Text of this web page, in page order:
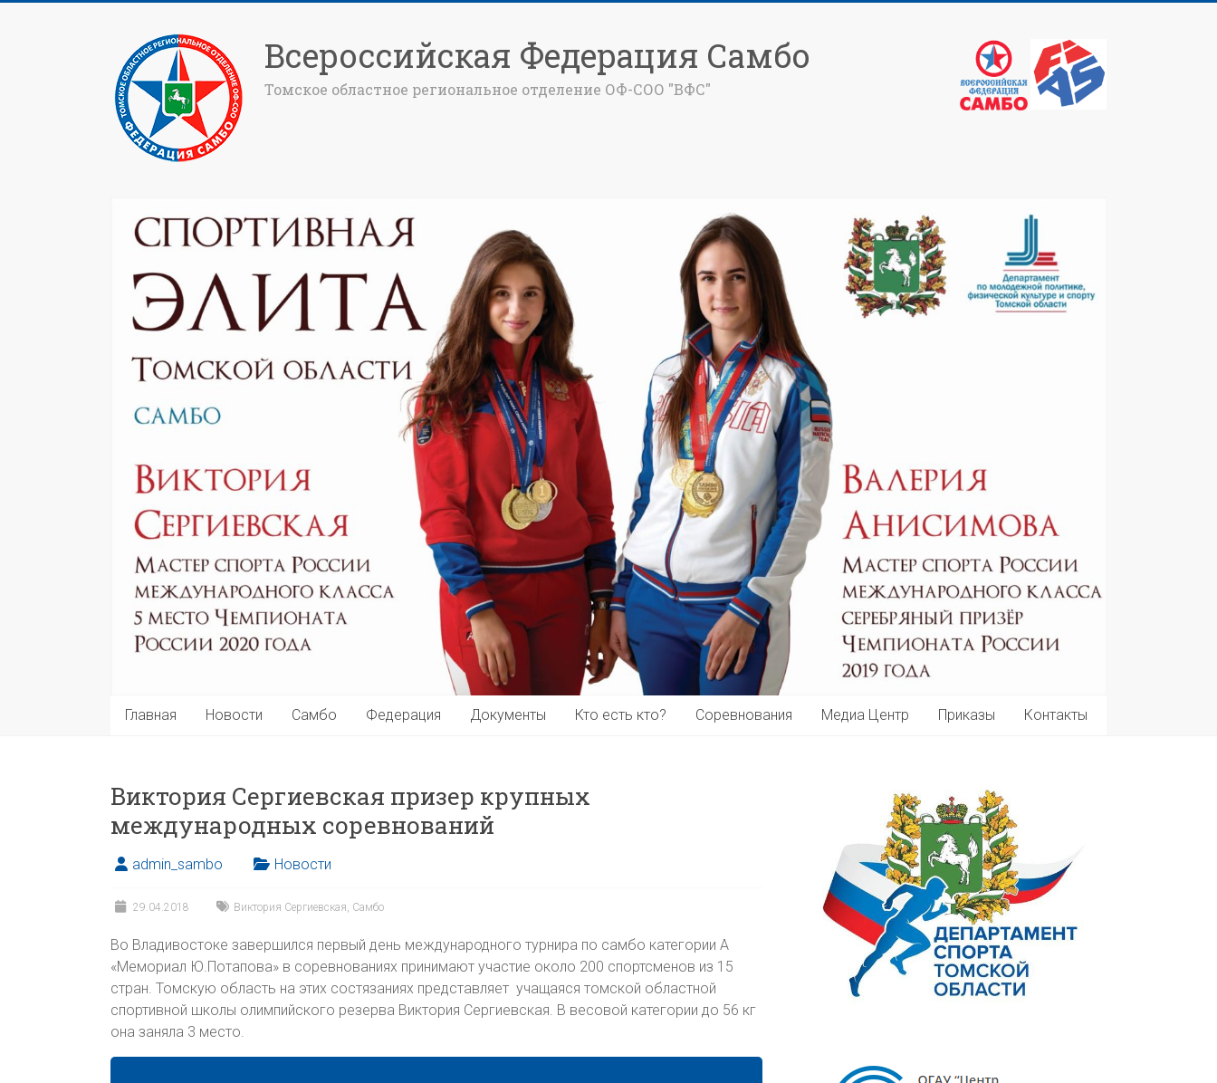
Всероссийская Федерация Самбо
Томское областное региональное отделение ОФ-СОО "ВФС"
Главная Новости Самбо Федерация Документы Кто есть кто? Соревнования Медиа Центр Приказы Контакты
Виктория Сергиевская призер крупных
международных соревнований
admin_sambo Новости
29.04.2018 Виктория Сергиевская, Самбо
Во Владивостоке завершился первый день международного турнира по самбо категории А
«Мемориал Ю.Потапова» в соревнованиях принимают участие около 200 спортсменов из 15
стран. Томскую область на этих состязаниях представляет учащаяся томской областной
спортивной школы олимпийского резерва Виктория Сергиевская. В весовой категории до 56 кг
она заняла 3 место.